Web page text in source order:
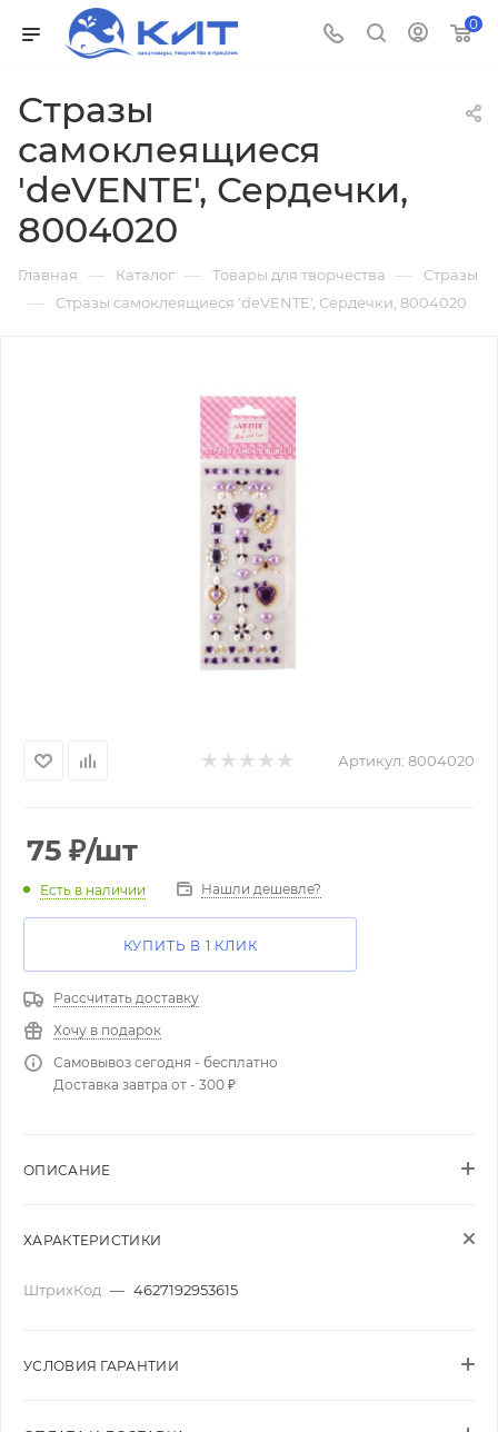
0
Стразы
самоклеящиеся
'deVENTE', Сердечки,
8004020
Главная — Каталог — Товары для творчества — Стразы
— Стразы самоклеящиеся 'deVENTE', Сердечки, 8004020
Артикул: 8004020
75 ₽/шт
Есть в наличии Нашли дешевле?
КУПИТЬ В 1 КЛИК
Рассчитать доставку
Хочу в подарок
Самовывоз сегодня - бесплатно
Доставка завтра от - 300 ₽
ОПИСАНИЕ
ХАРАКТЕРИСТИКИ
ШтрихКод — 4627192953615
УСЛОВИЯ ГАРАНТИИ